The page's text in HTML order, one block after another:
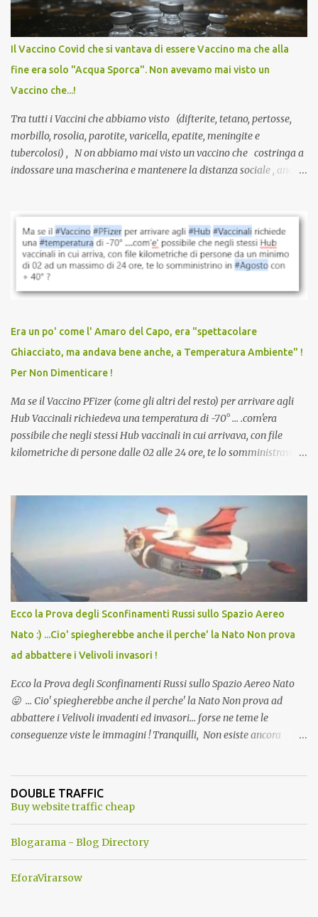
larga scala, ancora oggetto di studio e di discussione
internazionale serve solo una firma. La tua. Lo si somministra
anche a persone sane, giovani, senza fattori di rischio, spesso già
serve una prescrizione. Non c’è diagnosi. Non c’è presa in carico.
L’unico atto richiesto è una fi...
Il Vaccino Covid che si vantava di essere Vaccino ma che alla
fine era solo "Acqua Sporca". Non avevamo mai visto un
Vaccino che...!
Tra tutti i Vaccini che abbiamo visto (difterite, tetano, pertosse,
morbillo, rosolia, parotite, varicella, epatite, meningite e
tubercolosi) , N on abbiamo mai visto un vaccino che costringa a
indossare una mascherina e mantenere la distanza sociale , anche
vaccinazione. Non avevamo mai sentito parlare di ricompense,
sconti, incentivi per vaccinarsi. Non avevamo mai visto
discriminazioni per coloro che non l’hanno fatto. Se non sei stato
vaccinato, nessuno aveva prima cercato di farti sentire una
persona cattiva. Non avevamo mai visto un vaccino che minacci le
vaccino usato per minacciare i mezzi di sussistenza, il lavoro o la
scuola. Non avevamo mai visto un vaccino che permettesse a un
dodicenne di ignorare il consenso dei genitori. Dopo tutti i vaccini
che abbiamo elencato sopra...
Era un po' come l' Amaro del Capo, era "spettacolare
Ghiacciato, ma andava bene anche, a Temperatura Ambiente" !
Per Non Dimenticare !
Ma se il Vaccino PFizer (come gli altri del resto) per arrivare agli
Hub Vaccinali richiedeva una temperatura di -70° ... .com'era
possibile che negli stessi Hub vaccinali in cui arrivava, con file
kilometriche di persone dalle 02 alle 24 ore, te lo somministravano
Vaccino come: l' Amaro del Capo, era "spettacolare Ghiacciato, ma
andava bene anche, a Temperatura Ambiente"! Riproponiamo
l'articolo per NON Dimenticare!
Ecco la Prova degli Sconfinamenti Russi sullo Spazio Aereo
Nato :) ...Cio' spiegherebbe anche il perche' la Nato Non prova
ad abbattere i Velivoli invasori !
Ecco la Prova degli Sconfinamenti Russi sullo Spazio Aereo Nato
😛 ... Cio' spiegherebbe anche il perche' la Nato Non prova ad
abbattere i Velivoli invadenti ed invasori... forse ne teme le
conseguenze viste le immagini ! Tranquilli, Non esiste ancora
ancora una fantasia Nato o forse una "False Flag", per provocare
una guerra mondiale che difficilmente da menti sane, potrebbe
DOUBLE TRAFFIC
Buy website traffic cheap
Blogarama - Blog Directory
EforaVirarsow